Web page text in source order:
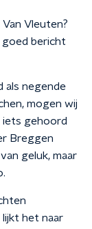
Vleuten?
goed bericht
als negende
mogen wij
iets gehoord
Breggen
geluk, maar
lijkt het naar